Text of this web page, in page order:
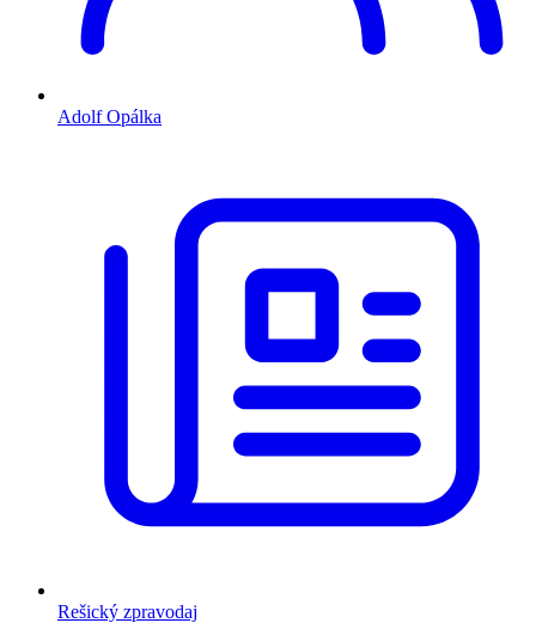
Adolf Opálka
Rešický zpravodaj